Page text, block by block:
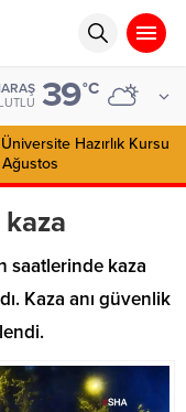
39°C
Hazırlık Kursu
saatlerinde kaza
Kaza anı güvenlik